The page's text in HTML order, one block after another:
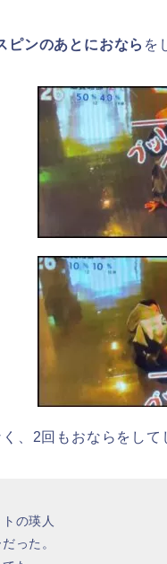
ピンのあとにおなら を
、2回もおならをして
の瑛人
った。